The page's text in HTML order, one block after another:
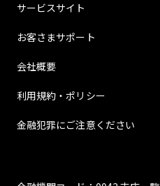
サービスサイト
お客さまサポート
会社概要
利用規約・ポリシー
金融犯罪にご注意ください